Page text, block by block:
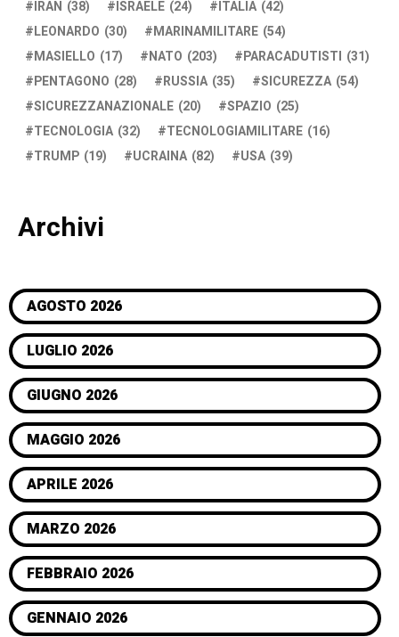
IRAN (38) ISRAELE (24) ITALIA (42)
LEONARDO (30) MARINAMILITARE (54)
MASIELLO (17) NATO (203) PARACADUTISTI (31)
PENTAGONO (28) RUSSIA (35) SICUREZZA (54)
SICUREZZANAZIONALE (20) SPAZIO (25)
TECNOLOGIA (32) TECNOLOGIAMILITARE (16)
TRUMP (19) UCRAINA (82) USA (39)
Archivi
AGOSTO 2026
LUGLIO 2026
GIUGNO 2026
MAGGIO 2026
APRILE 2026
MARZO 2026
FEBBRAIO 2026
GENNAIO 2026